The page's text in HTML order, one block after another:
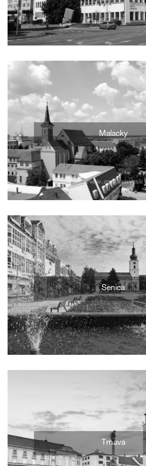
Malacky
Senica
Trnava